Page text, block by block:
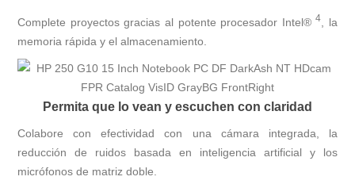
Complete proyectos gracias al potente procesador Intel®4
, la
memoria rápida y el almacenamiento.
Permita que lo vean y escuchen con claridad
Colabore con efectividad con una cámara integrada, la
reducción de ruidos basada en inteligencia artificial y los
micrófonos de matriz doble.